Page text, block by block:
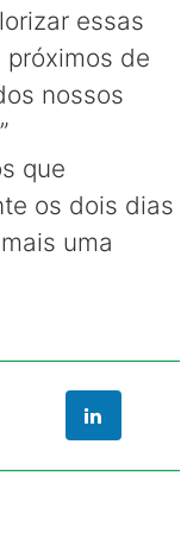
essas
de
nossos
que
os dois dias
uma